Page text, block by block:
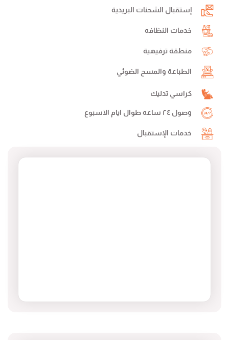
إستقبال الشحنات البريدية
خدمات النظافه
منطقة ترفيهية
الطباعة والمسح الضوئي
كراسي تدليك
وصول ٢٤ ساعه طوال ايام الاسبوع
خدمات الإستقبال